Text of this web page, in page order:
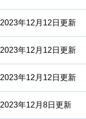
2023年12月12日更新
2023年12月12日更新
2023年12月12日更新
2023年12月8日更新